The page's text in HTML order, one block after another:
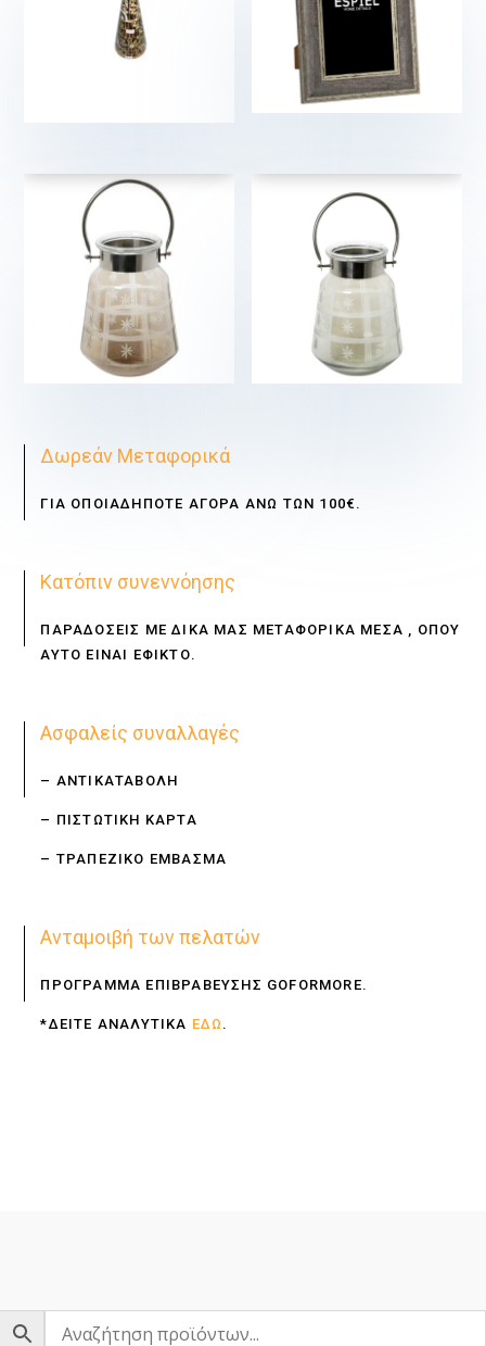
Δωρεάν Μεταφορικά
ΓΙΑ ΟΠΟΙΑΔΗΠΟΤΕ ΑΓΟΡΑ ΑΝΩ ΤΩΝ 100€.
Κατόπιν συνεννόησης
ΠΑΡΑΔΟΣΕΙΣ ΜΕ ΔΙΚΑ ΜΑΣ ΜΕΤΑΦΟΡΙΚΑ ΜΕΣΑ , ΟΠΟΥ
ΑΥΤΟ ΕΙΝΑΙ ΕΦΙΚΤΟ.
Ασφαλείς συναλλαγές
– ΑΝΤΙΚΑΤΑΒΟΛΗ
– ΠΙΣΤΩΤΙΚΗ ΚΑΡΤΑ
– ΤΡΑΠΕΖΙΚΟ ΕΜΒΑΣΜΑ
Ανταμοιβή των πελατών
ΠΡΟΓΡΑΜΜΑ ΕΠΙΒΡΑΒΕΥΣΗΣ GOFORMORE.
*ΔΕΙΤΕ ΑΝΑΛΥΤΙΚΑ ΕΔΩ .